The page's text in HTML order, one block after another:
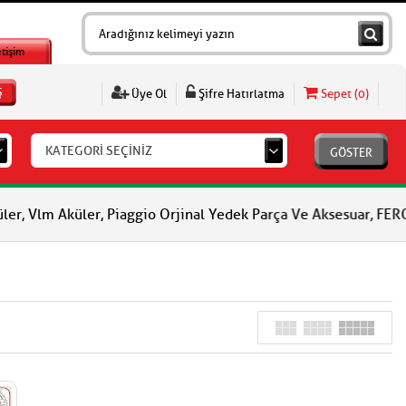
Üye Ol Şifre Hatırlatma Sepet (0)
KATEGORİ SEÇİNİZ GÖSTER
Aküler, Piaggio Orjinal Yedek Parça Ve Aksesuar,